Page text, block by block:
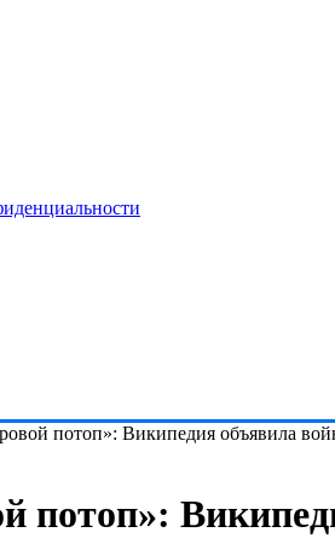
потоп»: Википедия объявила
потоп»: